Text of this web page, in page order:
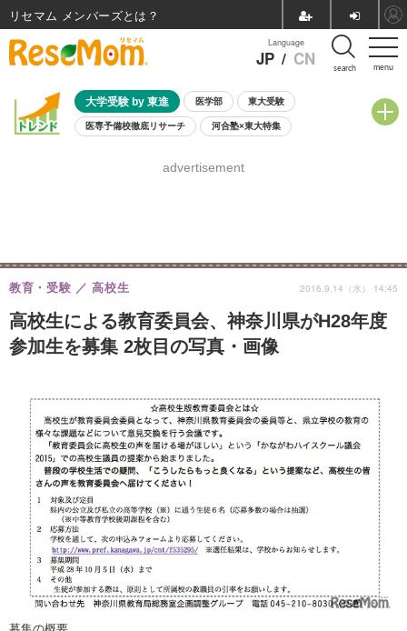
menu
Language
JP / CN search
大学受験 by 東進 医学部 東大受験
医専予備校徹底リサーチ 河合塾×東大特集
8月開催学校説明会・相談会
advertisement
高校生による教育委員会、神奈川県がH28年度
参加生を募集 2枚目の写真・画像
教育・受験 高校生 2016.9.14（水） 14:45
リセマム メンバーズ